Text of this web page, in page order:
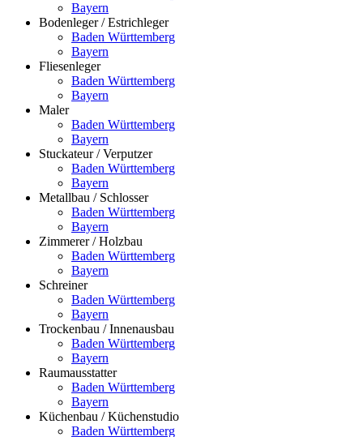
Bayern
Bodenleger / Estrichleger
Baden Württemberg
Bayern
Fliesenleger
Baden Württemberg
Bayern
Maler
Baden Württemberg
Bayern
Stuckateur / Verputzer
Baden Württemberg
Bayern
Metallbau / Schlosser
Baden Württemberg
Bayern
Zimmerer / Holzbau
Baden Württemberg
Bayern
Schreiner
Baden Württemberg
Bayern
Trockenbau / Innenausbau
Baden Württemberg
Bayern
Raumausstatter
Baden Württemberg
Bayern
Küchenbau / Küchenstudio
Baden Württemberg